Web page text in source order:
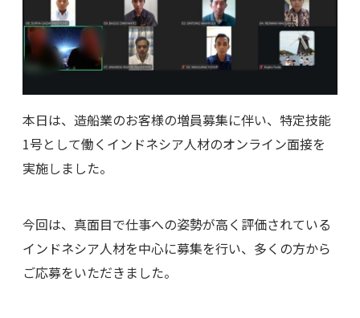
本日は、造船業のお客様の増員募集に伴い、特定技能
1号として働くインドネシア人材のオンライン面接を
実施しました。
今回は、真面目で仕事への姿勢が高く評価されている
インドネシア人材を中心に募集を行い、多くの方から
ご応募をいただきました。